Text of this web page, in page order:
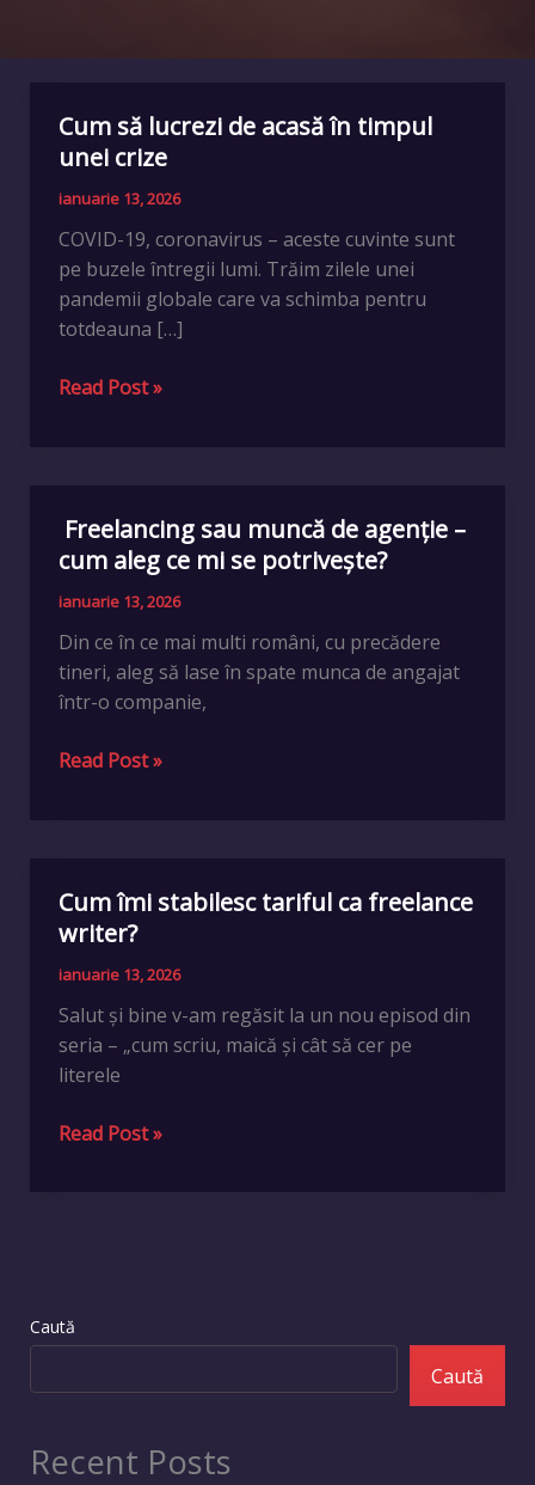
Cum să lucrezi de acasă în timpul
unei crize
ianuarie 13, 2026
COVID-19, coronavirus – aceste cuvinte sunt
pe buzele întregii lumi. Trăim zilele unei
pandemii globale care va schimba pentru
totdeauna […]
Cum
să
acasă
în
timpul
unei
Read Post »
Freelancing sau muncă de agenție –
cum aleg ce mi se potrivește?
ianuarie 13, 2026
Din ce în ce mai multi români, cu precădere
tineri, aleg să lase în spate munca de angajat
într-o companie,
Freelancing
sau
agenție
–
cum
ce
Read Post »
Cum îmi stabilesc tariful ca freelance
writer?
ianuarie 13, 2026
Salut și bine v-am regăsit la un nou episod din
seria – „cum scriu, maică și cât să cer pe
literele
Cum
îmi
tariful
ca
freelance
writer?
Read Post »
Caută
Caută
Recent Posts